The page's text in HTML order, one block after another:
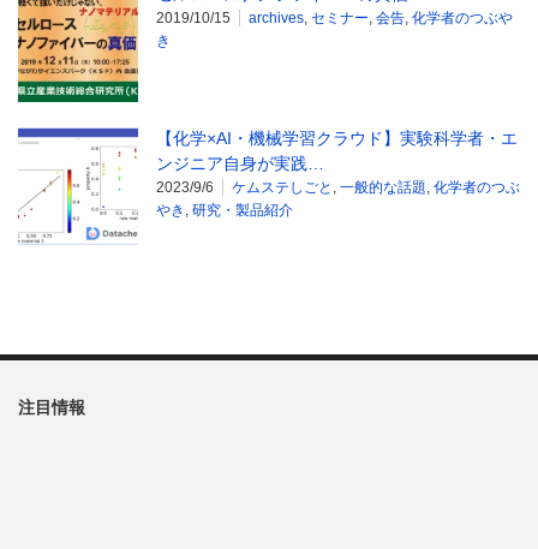
2019/10/15 archives, セミナー, 会告, 化学者のつぶや
き
【化学×AI・機械学習クラウド】実験科学者・エ
ンジニア自身が実践…
2023/9/6 ケムステしごと , 一般的な話題, 化学者のつぶ
やき , 研究・製品紹介
注目情報